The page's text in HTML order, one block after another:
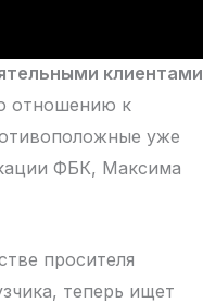
клиентами
отношению к
уже
ФБК, Максима
просителя
теперь ищет